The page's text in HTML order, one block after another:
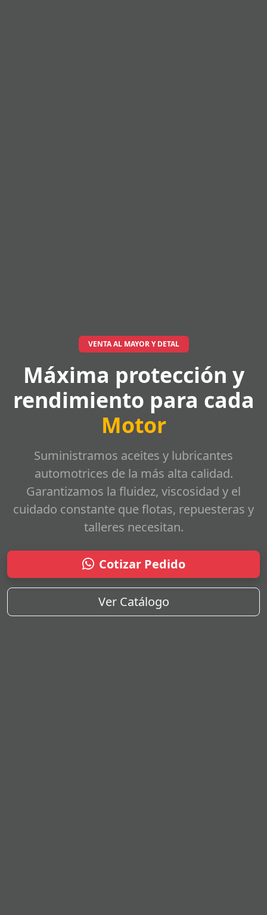
VENTA AL MAYOR Y DETAL
Máxima protección y
rendimiento para cada
Motor
Suministramos aceites y lubricantes
automotrices de la más alta calidad.
Garantizamos la fluidez, viscosidad y el
cuidado constante que flotas, repuesteras y
talleres necesitan.
Cotizar Pedido
Ver Catálogo